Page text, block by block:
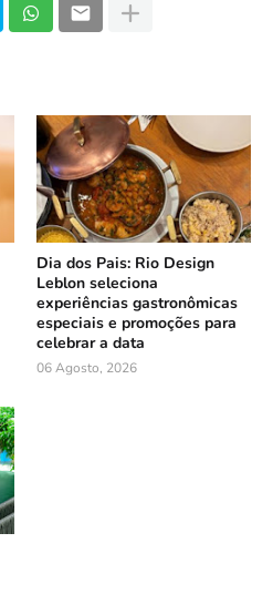
Dia dos Pais: Rio Design
Leblon seleciona
experiências gastronômicas
especiais e promoções para
celebrar a data
06 Agosto, 2026